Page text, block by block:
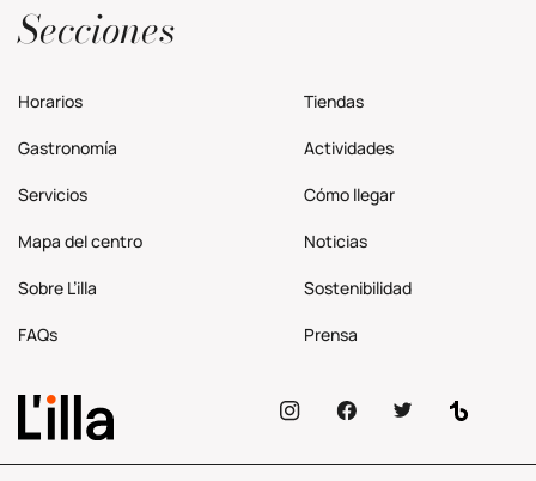
Secciones
Horarios Tiendas
Gastronomía Actividades
Servicios Cómo llegar
Mapa del centro Noticias
Sobre L’illa Sostenibilidad
FAQs Prensa